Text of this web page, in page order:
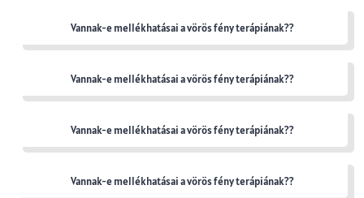
Vannak-e mellékhatásai a vörös fény terápiának??
Vannak-e mellékhatásai a vörös fény terápiának??
Vannak-e mellékhatásai a vörös fény terápiának??
Vannak-e mellékhatásai a vörös fény terápiának??